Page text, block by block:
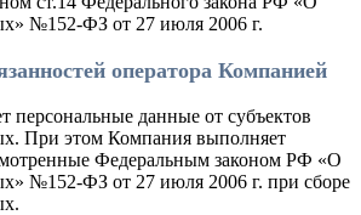
№152-ФЗ от 27 июля 2006 г.
оператора Компанией
персональные данные от субъектов
При этом Компания выполняет
Федеральным законом РФ «О
№152-ФЗ от 27 июля 2006 г. при сборе